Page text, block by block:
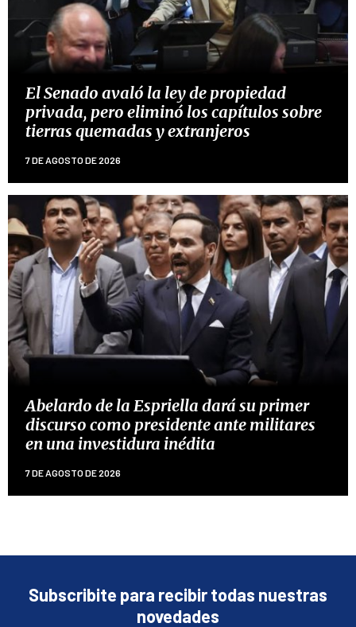
El Senado avaló la ley de propiedad
privada, pero eliminó los capítulos sobre
tierras quemadas y extranjeros
7 DE AGOSTO DE 2026
Abelardo de la Espriella dará su primer
discurso como presidente ante militares
en una investidura inédita
7 DE AGOSTO DE 2026
Subscribite para recibir todas nuestras
novedades